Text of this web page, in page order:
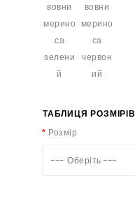
ТАБЛИЦЯ РОЗМІРІВ
Розмір
--- Оберіть ---